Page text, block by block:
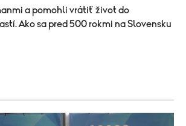
a pomohli vrátiť život do
Ako sa pred 500 rokmi na Slovensku